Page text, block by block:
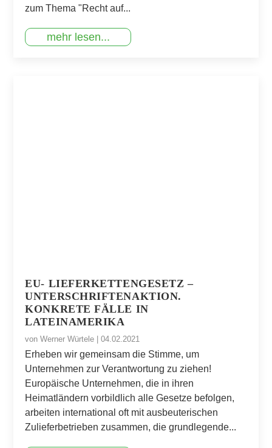
zum Thema "Recht auf...
mehr lesen...
EU- LIEFERKETTENGESETZ –
UNTERSCHRIFTENAKTION.
KONKRETE FÄLLE IN
LATEINAMERIKA
vonWerner Würtele |04.02.2021
Erheben wir gemeinsam die Stimme, um
Unternehmen zur Verantwortung zu ziehen!
Europäische Unternehmen, die in ihren
Heimatländern vorbildlich alle Gesetze befolgen,
arbeiten international oft mit ausbeuterischen
Zulieferbetrieben zusammen, die grundlegende...